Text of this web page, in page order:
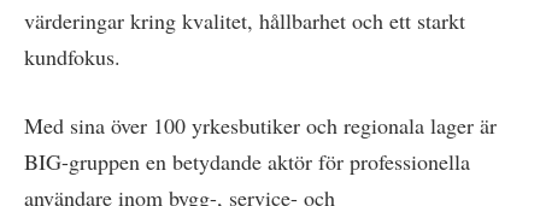
värderingar kring kvalitet, hållbarhet och ett starkt
kundfokus.
Med sina över 100 yrkesbutiker och regionala lager är
BIG-gruppen en betydande aktör för professionella
användare inom bygg-, service- och